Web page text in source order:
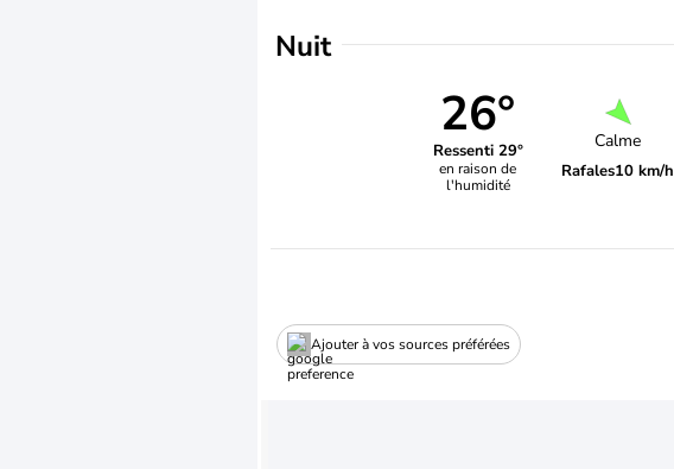
Nuit
26°
Ressenti 29°
en raison de
l'humidité
Calme
Rafales10 km/h
Ajouter à vos sources préférées